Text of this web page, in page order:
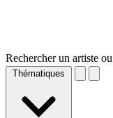
Rechercher un artiste
Thématiques